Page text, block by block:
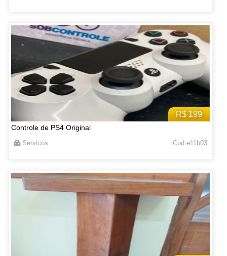
R$ 199
Controle de PS4 Original
Servicos Cod e11b03